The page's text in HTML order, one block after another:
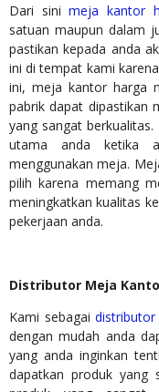
Dari sinimeja kantor
satuan maupun dalam
pastikan kepada anda
ini di tempat kami
ini, meja kantor harga
pabrik dapat dipastikan
yang sangat
utama anda ketika
menggunakan meja.
pilih karena memang
meningkatkan kualitas
pekerjaan anda.
Distributor Meja
Kami sebagai
dengan mudah anda
yang anda inginkan
dapatkan produk yang